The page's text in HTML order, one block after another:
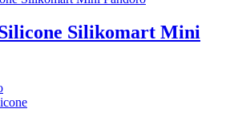
Silikomart Mini